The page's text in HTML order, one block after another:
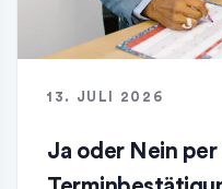
13. JULI 2026
Ja oder Nein per